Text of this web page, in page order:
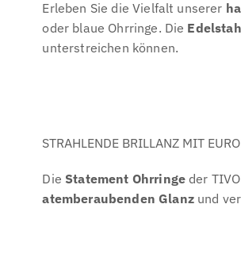
Erleben Sie die Vielfalt unserer
oder blaue Ohrringe. Die
unterstreichen können.
STRAHLENDE BRILLANZ MIT
Die Statement Ohrringe der
atemberaubenden Glanzund